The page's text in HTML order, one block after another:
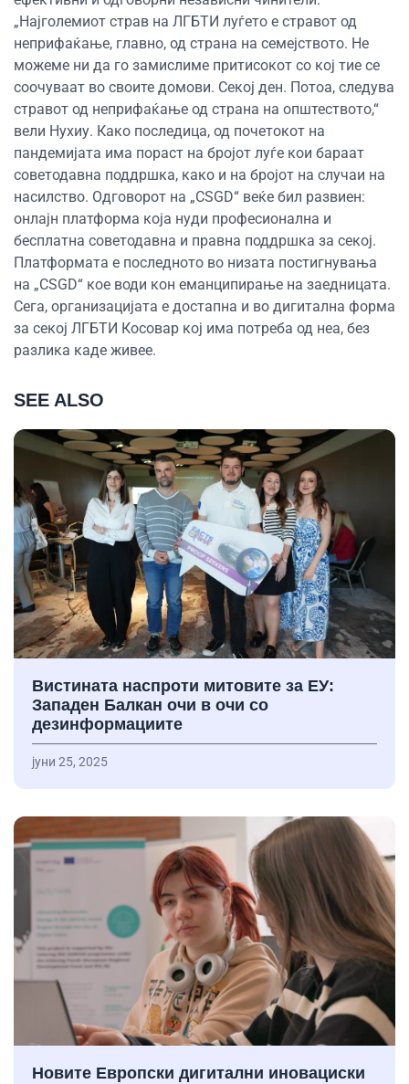
„Најголемиот страв на ЛГБТИ луѓето е стравот од
неприфаќање, главно, од страна на семејството. Не
можеме ни да го замислиме притисокот со кој тие се
соочуваат во своите домови. Секој ден. Потоа, следува
стравот од неприфаќање од страна на општеството,“
вели Нухиу. Како последица, од почетокот на
пандемијата има пораст на бројот луѓе кои бараат
советодавна поддршка, како и на бројот на случаи на
насилство. Одговорот на „CSGD“ веќе бил развиен:
онлајн платформа која нуди професионална и
бесплатна советодавна и правна поддршка за секој.
Платформата е последното во низата постигнувања
на „CSGD“ кое води кон еманципирање на заедницата.
Сега, организацијата е достапна и во дигитална форма
за секој ЛГБТИ Косовар кој има потреба од неа, без
разлика каде живее.
SEE ALSO
Вистината наспроти митовите за ЕУ:
Западен Балкан очи в очи со
дезинформациите
јуни 25, 2025
Новите Европски дигитални иновациски